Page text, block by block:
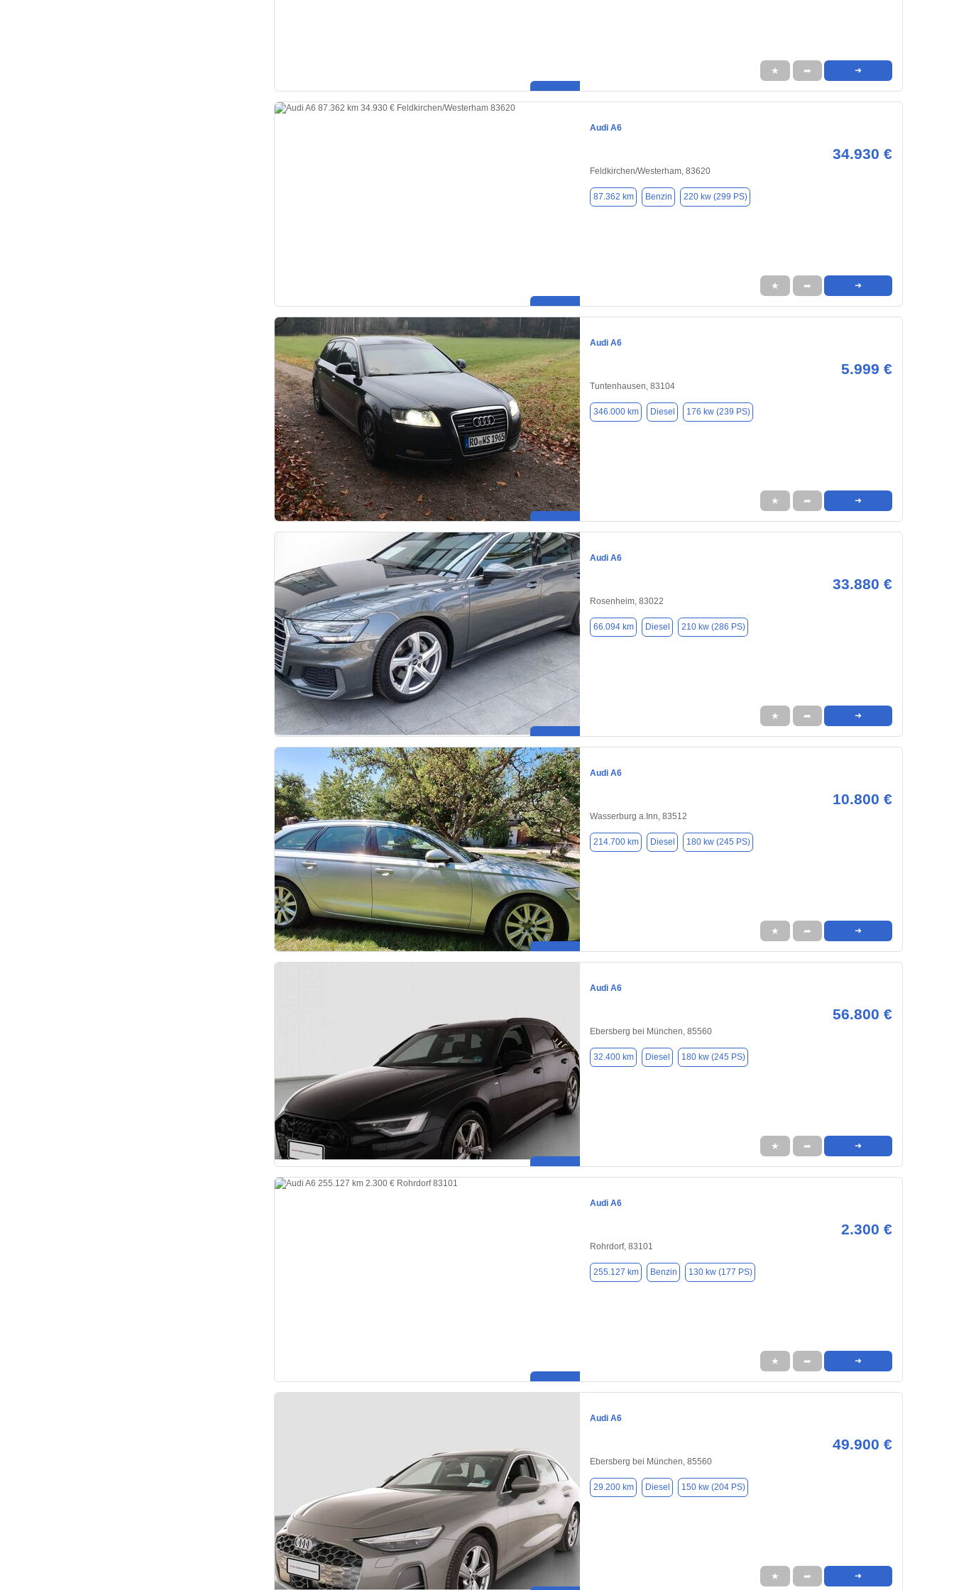
★ ➦ ➜
Audi A6
34.930 €
Feldkirchen/Westerham, 83620
87.362 km Benzin 220 kw (299 PS)
★ ➦ ➜
Audi A6
5.999 €
Tuntenhausen, 83104
346.000 km Diesel 176 kw (239 PS)
★ ➦ ➜
Audi A6
33.880 €
Rosenheim, 83022
66.094 km Diesel 210 kw (286 PS)
★ ➦ ➜
Audi A6
10.800 €
Wasserburg a.Inn, 83512
214.700 km Diesel 180 kw (245 PS)
★ ➦ ➜
Audi A6
56.800 €
Ebersberg bei München, 85560
32.400 km Diesel 180 kw (245 PS)
★ ➦ ➜
Audi A6
2.300 €
Rohrdorf, 83101
255.127 km Benzin 130 kw (177 PS)
★ ➦ ➜
Audi A6
49.900 €
Ebersberg bei München, 85560
29.200 km Diesel 150 kw (204 PS)
★ ➦ ➜